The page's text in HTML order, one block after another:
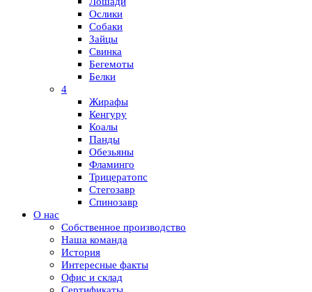
Ослики
Собаки
Зайцы
Свинка
Бегемоты
Белки
4
Жирафы
Кенгуру
Коалы
Панды
Обезьяны
Фламинго
Трицератопс
Стегозавр
Спинозавр
О нас
Собственное производство
Наша команда
История
Интересные факты
Офис и склад